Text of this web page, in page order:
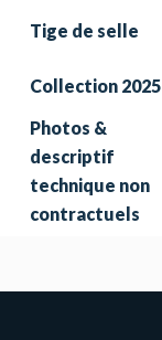
Tige de selle
Collection 2025
Photos &
descriptif
technique non
contractuels